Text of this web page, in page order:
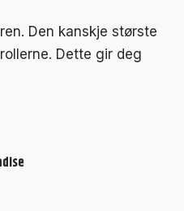
Den kanskje største
Dette gir deg